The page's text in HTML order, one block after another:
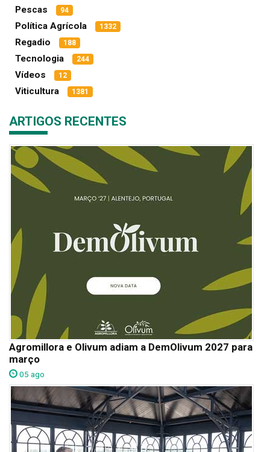
Pescas 94
Política Agrícola 1332
Regadio 188
Tecnologia 244
Vídeos 12
Viticultura 1381
ARTIGOS RECENTES
Agromillora e Olivum adiam a DemOlivum 2027 para
março
05 ago